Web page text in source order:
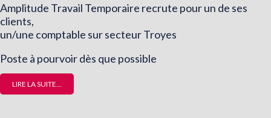
Amplitude Travail Temporaire recrute pour un de ses
clients,
un/une comptable sur secteur Troyes
Poste à pourvoir dès que possible
LIRE LA SUITE...